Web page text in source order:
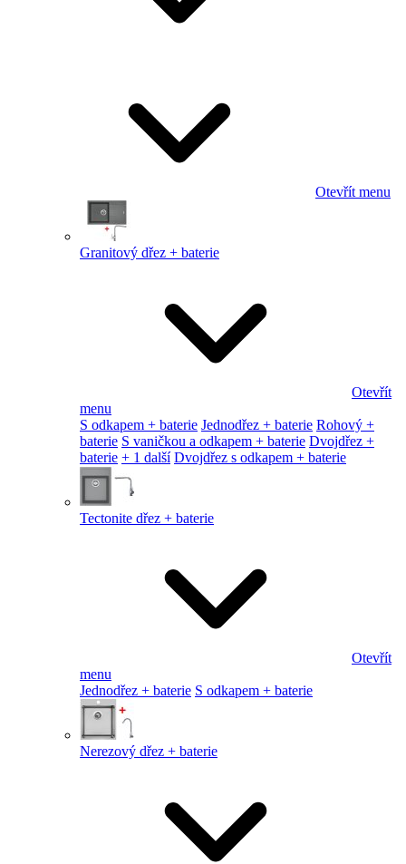
Otevřít menu
Granitový dřez + baterie
Otevřít
menu
S odkapem + baterie Jednodřez + baterie Rohový +
baterie S vaničkou a odkapem + baterie Dvojdřez +
baterie + 1 další Dvojdřez s odkapem + baterie
Tectonite dřez + baterie
Otevřít
menu
Jednodřez + baterie S odkapem + baterie
Nerezový dřez + baterie